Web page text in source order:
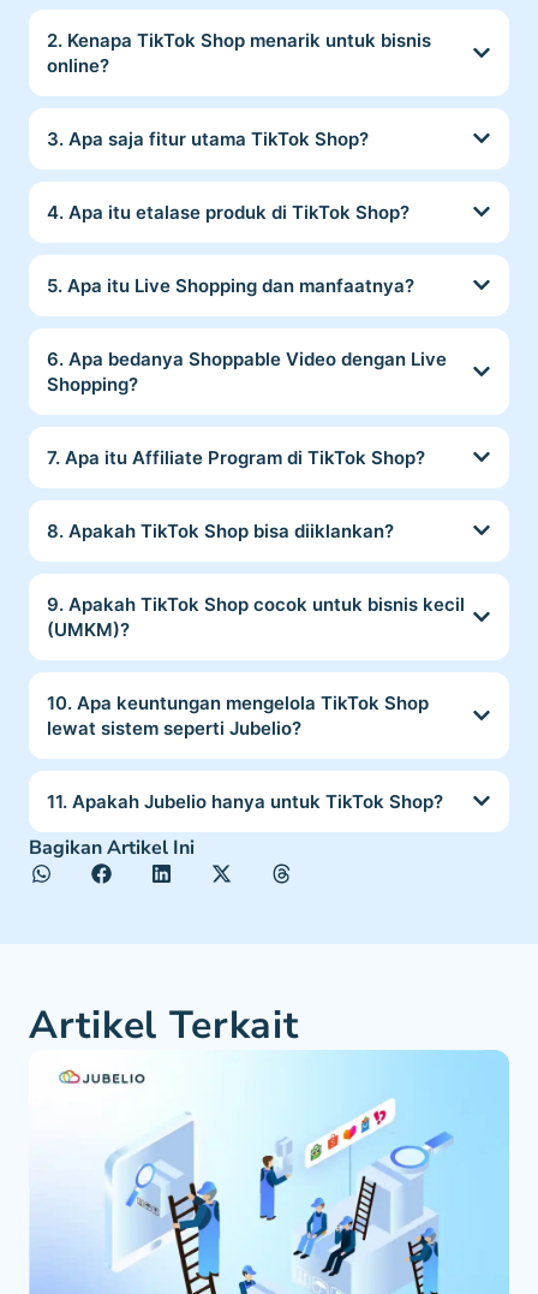
2. Kenapa TikTok Shop menarik untuk bisnis
online?
3. Apa saja fitur utama TikTok Shop?
4. Apa itu etalase produk di TikTok Shop?
5. Apa itu Live Shopping dan manfaatnya?
6. Apa bedanya Shoppable Video dengan Live
Shopping?
7. Apa itu Affiliate Program di TikTok Shop?
8. Apakah TikTok Shop bisa diiklankan?
9. Apakah TikTok Shop cocok untuk bisnis kecil
(UMKM)?
10. Apa keuntungan mengelola TikTok Shop
lewat sistem seperti Jubelio?
11. Apakah Jubelio hanya untuk TikTok Shop?
Bagikan Artikel Ini
Artikel Terkait